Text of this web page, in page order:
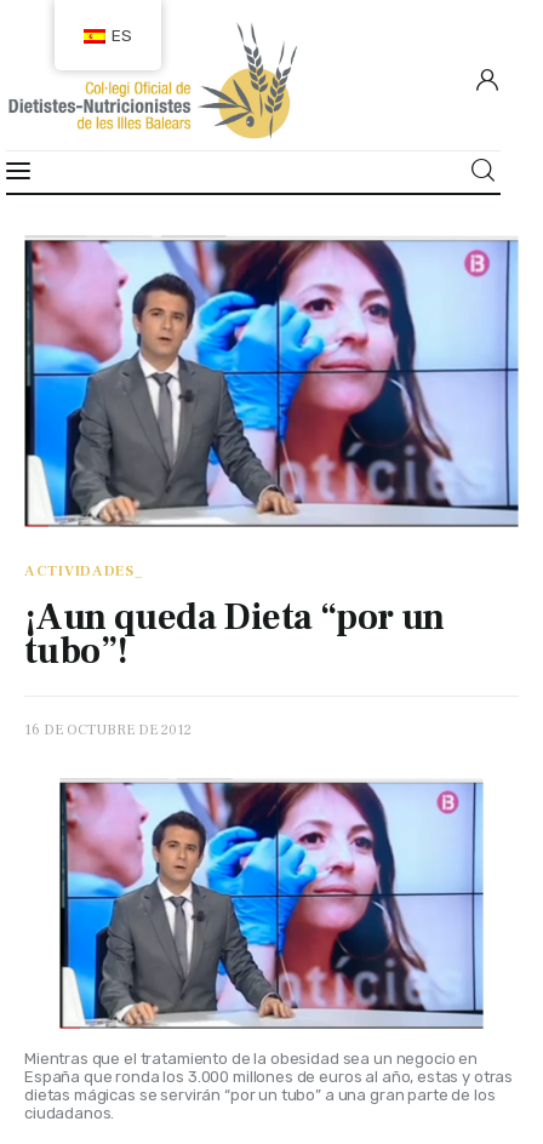
COLEGIADOS
EMPLEO
CIUDADANÍA
RECURSOS
TRANSPARENCIA
ACTIVIDADES_
¡Aun queda Dieta “por un
tubo”!
16 DE OCTUBRE DE 2012
Mientras que el tratamiento de la obesidad sea un negocio en
España que ronda los 3.000 millones de euros al año, estas y otras
dietas mágicas se servirán “por un tubo” a una gran parte de los
ciudadanos.
ES